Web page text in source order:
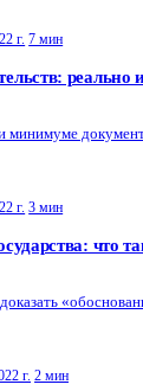
г. 7 мин
реально
г. 3 мин
что
г. 2 мин